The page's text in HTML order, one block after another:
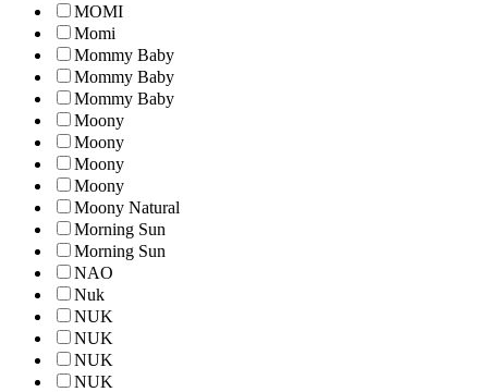
MOMI
Momi
Mommy Baby
Mommy Baby
Mommy Baby
Moony
Moony
Moony
Moony
Moony Natural
Morning Sun
Morning Sun
NAO
Nuk
NUK
NUK
NUK
NUK